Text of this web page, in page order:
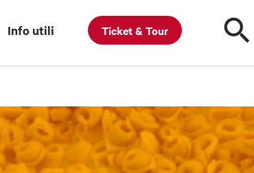
Info utili Ticket & Tour